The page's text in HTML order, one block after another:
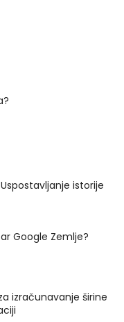
istorije
Google Zemlje?
izračunavanje širine